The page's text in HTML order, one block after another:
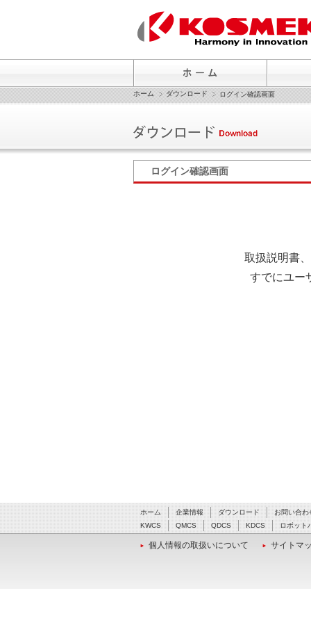
ホーム ダウンロード ログイン確認画面
ログイン確認画面
取扱説明書
すでにユー
ホーム 企業情報 ダウンロード お問い合わ
KWCS
QMCS QDCS KDCS ロボット
個人情報の取扱いについて サイトマ